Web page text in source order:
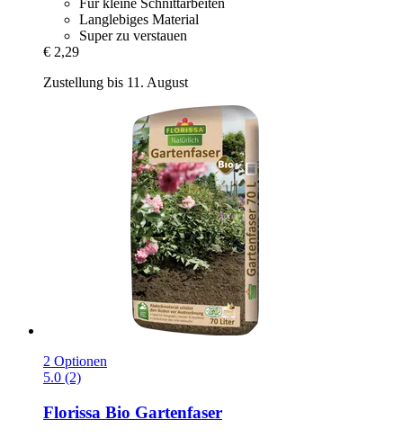
Langlebiges Material
Super zu verstauen
€ 2,29
Zustellung bis 11. August
2 Optionen
5.0 (2)
Florissa Bio Gartenfaser